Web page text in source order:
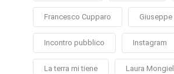
Francesco Cupparo Giuseppe
Incontro pubblico Instagram
La terra mi tiene Laura